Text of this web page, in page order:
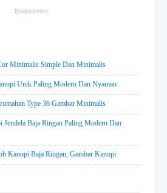
Minimalis Simple Dan Minimalis
Unik Paling Modern Dan Nyaman
Type 36 Gambar Minimalis
Baja Ringan Paling Modern Dan
Kanopi Baja Ringan, Gambar Kanopi